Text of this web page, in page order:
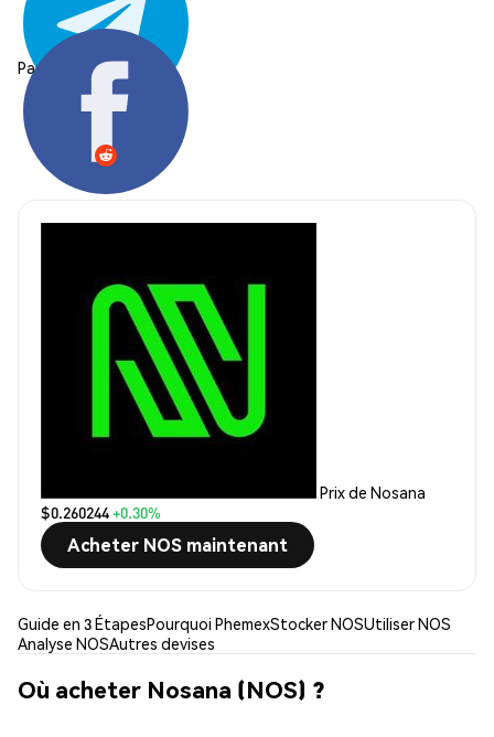
Partager:
Prix de Nosana
$0.260244+0.30%
Acheter NOS maintenant
Guide en 3 ÉtapesPourquoi PhemexStocker NOSUtiliser NOS
Analyse NOSAutres devises
Où acheter Nosana (NOS) ?